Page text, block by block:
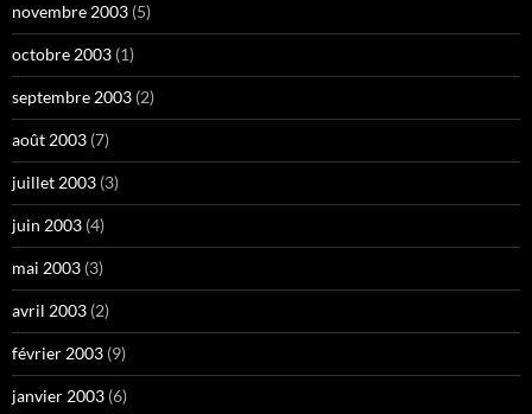
novembre 2003 (5)
octobre 2003 (1)
septembre 2003 (2)
août 2003 (7)
juillet 2003 (3)
juin 2003 (4)
mai 2003 (3)
avril 2003 (2)
février 2003 (9)
janvier 2003 (6)